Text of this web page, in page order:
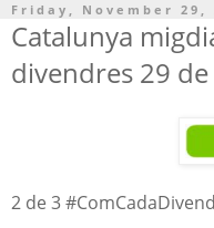
Friday, November 29,
Catalunya
divendres 29
2 de 3